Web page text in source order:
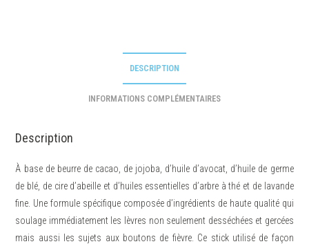
DESCRIPTION
INFORMATIONS COMPLÉMENTAIRES
Description
À base de beurre de cacao, de jojoba, d’huile d’avocat, d’huile de germe
de blé, de cire d’abeille et d’huiles essentielles d’arbre à thé et de lavande
fine. Une formule spécifique composée d’ingrédients de haute qualité qui
soulage immédiatement les lèvres non seulement desséchées et gercées
mais aussi les sujets aux boutons de fièvre. Ce stick utilisé de façon